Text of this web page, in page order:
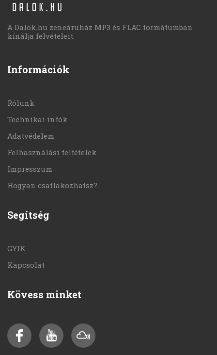
A Dalok.hu zeneáruház MP3 és FLAC formátumban
kínálja felvételeit.
Információk
Rólunk
Technikai infók
Adatvédelem
Felhasználási feltételek
Impresszum
Hogyan csatlakozhatsz?
Segítség
GYIK
Kapcsolat
Kövess minket